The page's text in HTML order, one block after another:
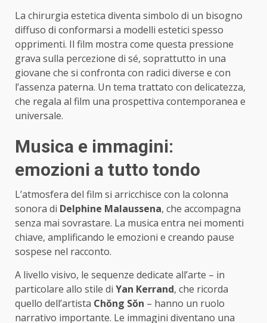
La chirurgia estetica diventa simbolo di un bisogno
diffuso di conformarsi a modelli estetici spesso
opprimenti. Il film mostra come questa pressione
grava sulla percezione di sé, soprattutto in una
giovane che si confronta con radici diverse e con
l’assenza paterna. Un tema trattato con delicatezza,
che regala al film una prospettiva contemporanea e
universale.
Musica e immagini:
emozioni a tutto tondo
L’atmosfera del film si arricchisce con la colonna
sonora di Delphine Malaussena, che accompagna
senza mai sovrastare. La musica entra nei momenti
chiave, amplificando le emozioni e creando pause
sospese nel racconto.
A livello visivo, le sequenze dedicate all’arte – in
particolare allo stile di Yan Kerrand, che ricorda
quello dell’artista Chŏng Sŏn – hanno un ruolo
narrativo importante. Le immagini diventano una